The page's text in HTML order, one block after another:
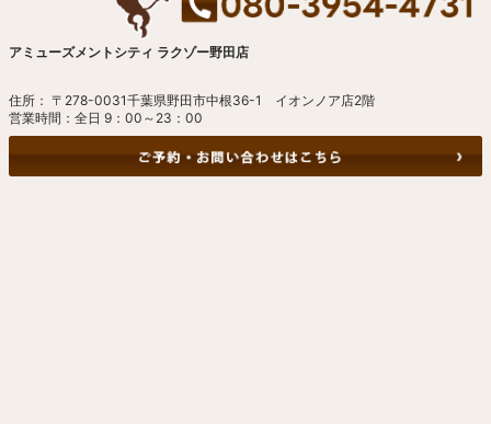
アミューズメントシティ ラクゾー野田店
住所： 〒278-0031千葉県野田市中根36-1 イオンノア店2階
営業時間：全日 9：00～23：00